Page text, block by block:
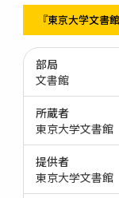
『東京大学文書
部局
文書館
所蔵者
東京大学文書館
提供者
東京大学文書館